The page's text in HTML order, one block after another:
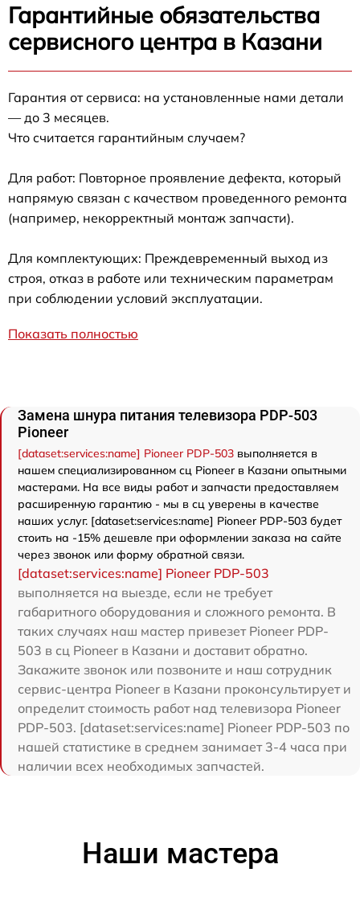
Гарантийные обязательства
сервисного центра в Казани
Гарантия от сервиса: на установленные нами детали
— до 3 месяцев.
Что считается гарантийным случаем?
Для работ: Повторное проявление дефекта, который
напрямую связан с качеством проведенного ремонта
(например, некорректный монтаж запчасти).
Для комплектующих: Преждевременный выход из
строя, отказ в работе или техническим параметрам
при соблюдении условий эксплуатации.
Показать полностью
Замена шнура питания телевизора PDP-503
Pioneer
[dataset:services:name] Pioneer PDP-503 выполняется в
нашем специализированном сц Pioneer в Казани опытными
мастерами. На все виды работ и запчасти предоставляем
расширенную гарантию - мы в сц уверены в качестве
наших услуг. [dataset:services:name] Pioneer PDP-503 будет
стоить на -15% дешевле при оформлении заказа на сайте
через звонок или форму обратной связи.
[dataset:services:name] Pioneer PDP-503
выполняется на выезде, если не требует
габаритного оборудования и сложного ремонта. В
таких случаях наш мастер привезет Pioneer PDP-
503 в сц Pioneer в Казани и доставит обратно.
Закажите звонок или позвоните и наш сотрудник
сервис-центра Pioneer в Казани проконсультирует и
определит стоимость работ над телевизора Pioneer
PDP-503. [dataset:services:name] Pioneer PDP-503 по
нашей статистике в среднем занимает 3-4 часа при
наличии всех необходимых запчастей.
Наши мастера